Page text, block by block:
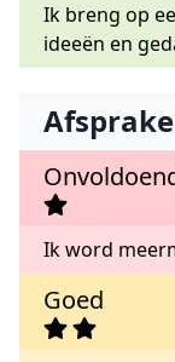
Ik breng op
ideeën en
Ik word
Goed